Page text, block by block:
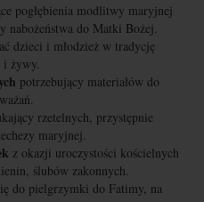
pogłębienia modlitwy maryjnej
nabożeństwa do Matki Bożej.
dzieci i młodzież w tradycję
i żywy.
potrzebujący materiałów do
rzetelnych, przystępnie
maryjnej.
z okazji uroczystości kościelnych
ślubów zakonnych.
do pielgrzymki do Fatimy, na